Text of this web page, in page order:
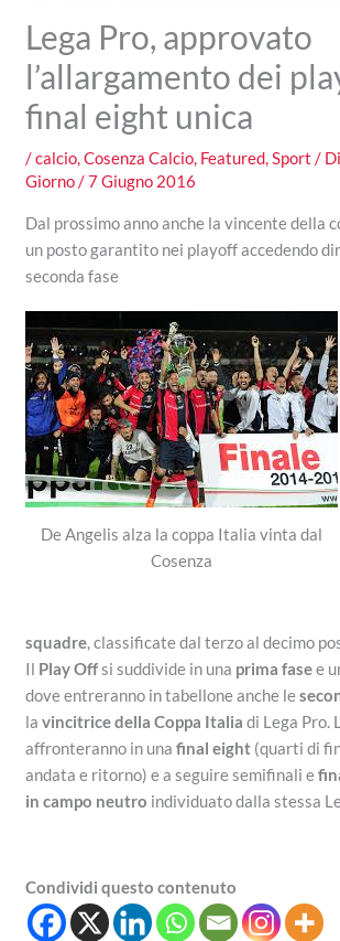
Lega Pro, approvato
l’allargamento dei
final eight unica
/calcio,Cosenza Calcio, Featured,Sport / Di
Giorno/7 Giugno 2016
Dal prossimo anno anche la vincente della
un posto garantito nei playoff accedendo
seconda fase
De Angelis alza la coppa Italia vinta dal
Cosenza
squadre, classificate dal terzo al decimo
Il Play Offsi suddivide in una prima fasee
dove entreranno in tabellone anche le
lavincitrice della Coppa Italia di Lega Pro.
affronteranno in unafinal eight (quarti di
andata e ritorno) e a seguire semifinali e
in campo neutro individuato dalla stessa
Condividi questo contenuto